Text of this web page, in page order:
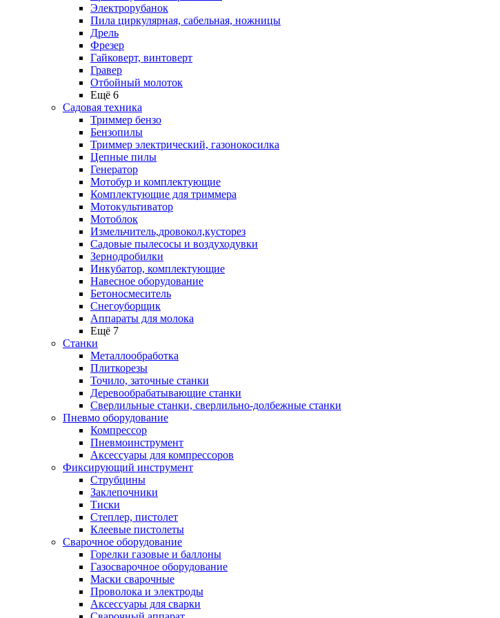
Электрорубанок
Пила циркулярная, сабельная, ножницы
Дрель
Фрезер
Гайковерт, винтоверт
Гравер
Отбойный молоток
Ещё 6
Садовая техника
Триммер бензо
Бензопилы
Триммер электрический, газонокосилка
Цепные пилы
Генератор
Мотобур и комплектующие
Комплектующие для триммера
Мотокультиватор
Мотоблок
Измельчитель,дровокол,кусторез
Садовые пылесосы и воздуходувки
Зернодробилки
Инкубатор, комплектующие
Навесное оборудование
Бетоносмеситель
Снегоуборщик
Аппараты для молока
Ещё 7
Станки
Металлообработка
Плиткорезы
Точило, заточные станки
Деревообрабатывающие станки
Сверлильные станки, сверлильно-долбежные станки
Пневмо оборудование
Компрессор
Пневмоинструмент
Аксессуары для компрессоров
Фиксирующий инструмент
Струбцины
Заклепочники
Тиски
Степлер, пистолет
Клеевые пистолеты
Сварочное оборудование
Горелки газовые и баллоны
Газосварочное оборудование
Маски сварочные
Проволока и электроды
Аксессуары для сварки